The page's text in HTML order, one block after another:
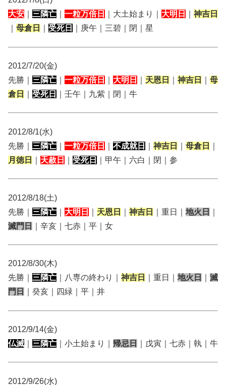
大安
三隣亡 一粒万倍日 ｜大土始まり｜ 大明日
神吉日
母倉日 受死日 ｜庚午｜三碧｜閉｜星
2012/7/20(金)
先勝｜ 三隣亡 一粒万倍日 大明日 天恩日 神吉日
母
倉日
受死日 ｜壬午｜九紫｜閉｜牛
2012/8/1(水)
先勝｜ 三隣亡 一粒万倍日 不成就日 神吉日 母倉日
月徳日
天赦日 受死日 ｜甲午｜六白｜閉｜参
2012/8/18(土)
先勝｜ 三隣亡 大明日 天恩日 神吉日 ｜重日｜ 地火日
滅門日
｜辛亥｜七赤｜平｜女
2012/8/30(木)
先勝｜ 三隣亡 ｜八専の終わり｜ 神吉日 ｜重日｜ 地火日
滅
門日
｜癸亥｜四緑｜平｜井
2012/9/14(金)
仏滅
三隣亡 ｜小土始まり｜ 帰忌日 ｜戊寅｜七赤｜執｜牛
2012/9/26(水)